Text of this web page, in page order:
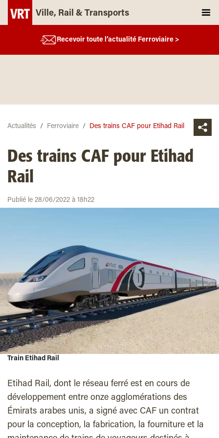
Ville, Rail & Transports
Recevoir toute l’actualité Ferroviaire >
Actualités Ferroviaire Des trains CAF pour Etihad Rail
Des trains CAF pour Etihad
Rail
Publié le 28/06/2022 à 18h22
Train Etihad Rail
Etihad Rail, dont le réseau ferré est en cours de
développement entre onze agglomérations des
Émirats arabes unis, a signé avec CAF un contrat
pour la conception, la fabrication, la fourniture et la